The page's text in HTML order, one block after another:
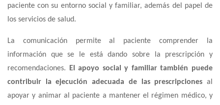
paciente con su entorno social y familiar, además del papel de
los servicios de salud.
La comunicación permite al paciente comprender la
información que se le está dando sobre la prescripción y
recomendaciones. Elapoyo social y familiartambién puede
contribuir la ejecución adecuada de las prescripciones al
apoyar y animar al paciente a mantener el régimen médico, y